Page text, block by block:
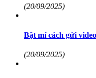
(20/09/2025)
Bật mí cách gửi
(20/09/2025)